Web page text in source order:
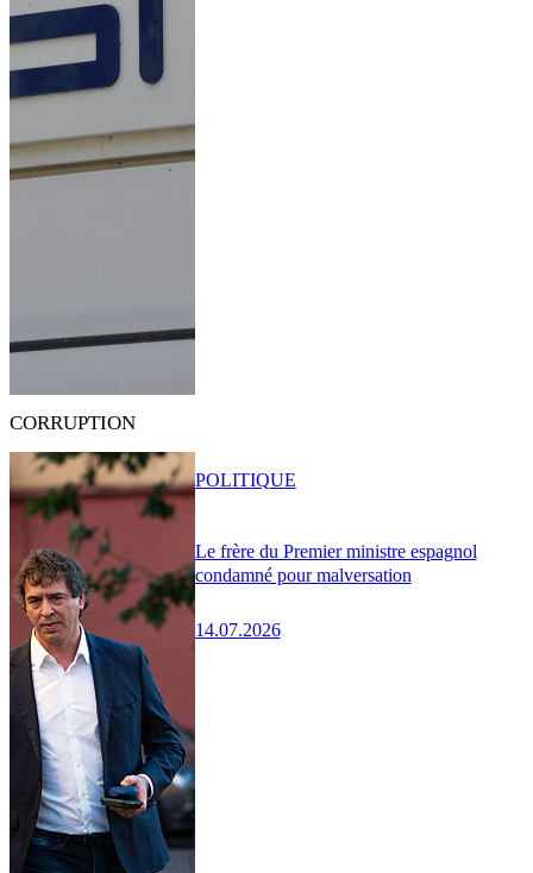
CORRUPTION
Le frère du Premier ministre espagnol
condamné pour malversation
14.07.2026
POLITIQUE